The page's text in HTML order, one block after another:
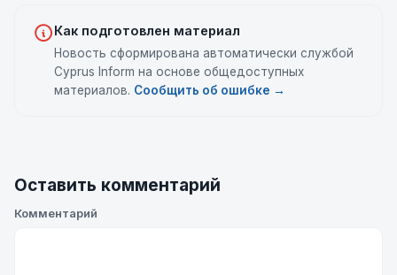
Как подготовлен материал
Новость сформирована автоматически службой
Cyprus Inform на основе общедоступных
материалов. Сообщить об ошибке →
Оставить комментарий
Комментарий